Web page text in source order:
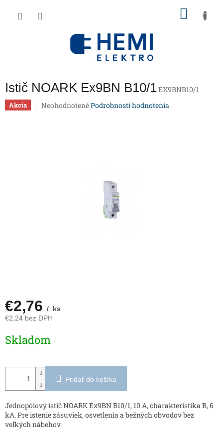
Istič NOARK Ex9BN B10/1EX9BNB10/1
Akcia
Priemerné
NeohodnotenéPodrobnosti hodnotenia
€2,76 / ks
€2,24 bez DPH
cena:
Skladom
Pridať do košíka
Jednopólový istič NOARK Ex9BN B10/1, 10 A, charakteristika B, 6
kA. Pre istenie zásuviek, osvetlenia a bežných obvodov bez
veľkých nábehov.